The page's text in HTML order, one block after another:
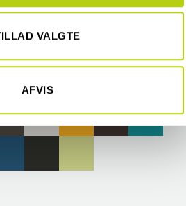
har indsamlet fra din brug af deres
VALGTE
AFVIS